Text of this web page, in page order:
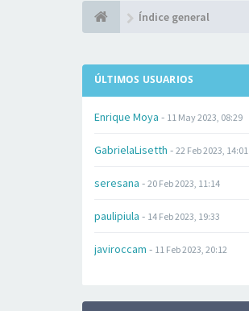
Índice general
ÚLTIMOS USUARIOS
Enrique Moya - 11 May 2023, 08:29
GabrielaLisetth - 22 Feb 2023, 14:01
seresana - 20 Feb 2023, 11:14
paulipiula - 14 Feb 2023, 19:33
javiroccam - 11 Feb 2023, 20:12